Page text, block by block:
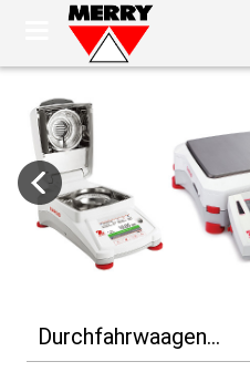
Durchfahrwaagen...